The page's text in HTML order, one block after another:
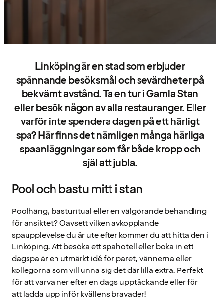
Linköping är en stad som erbjuder
spännande besöksmål och sevärdheter på
bekvämt avstånd. Ta en tur i Gamla Stan
eller besök någon av alla restauranger. Eller
varför inte spendera dagen på ett härligt
spa? Här finns det nämligen många härliga
spaanläggningar som får både kropp och
själ att jubla.
Pool och bastu mitt i stan
Poolhäng, basturitual eller en välgörande behandling
för ansiktet? Oavsett vilken avkopplande
spaupplevelse du är ute efter kommer du att hitta den i
Linköping. Att besöka ett spahotell eller boka in ett
dagspa är en utmärkt idé för paret, vännerna eller
kollegorna som vill unna sig det där lilla extra. Perfekt
för att varva ner efter en dags upptäckande eller för
att ladda upp inför kvällens bravader!